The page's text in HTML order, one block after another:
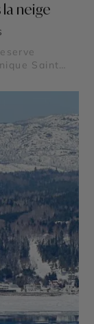
neige
Saint